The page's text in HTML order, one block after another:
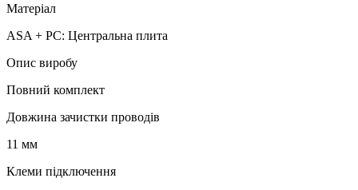
Матеріал
ASA + PC: Центральна плита
Опис виробу
Повний комплект
Довжина зачистки проводів
11 мм
Клеми підключення